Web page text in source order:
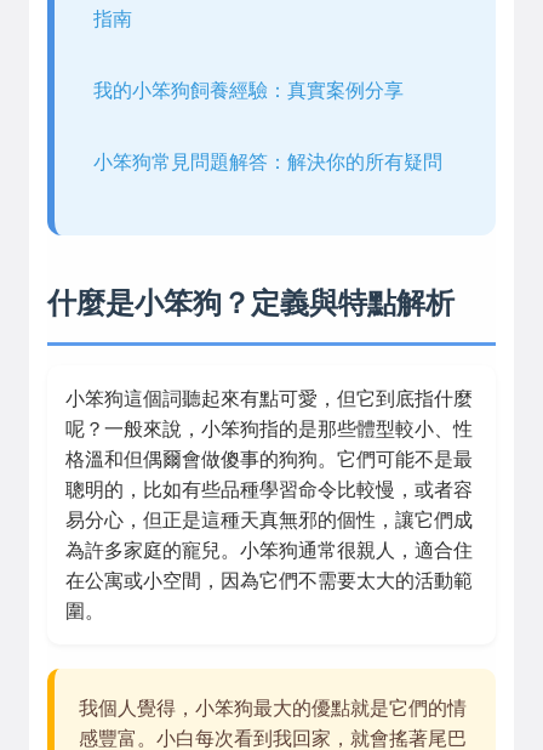
指南
我的小笨狗飼養經驗：真實案例分享
小笨狗常見問題解答：解決你的所有疑問
什麼是小笨狗？定義與特點解析
小笨狗這個詞聽起來有點可愛，但它到底指什麼
呢？一般來說，小笨狗指的是那些體型較小、性
格溫和但偶爾會做傻事的狗狗。它們可能不是最
聰明的，比如有些品種學習命令比較慢，或者容
易分心，但正是這種天真無邪的個性，讓它們成
為許多家庭的寵兒。小笨狗通常很親人，適合住
在公寓或小空間，因為它們不需要太大的活動範
圍。
我個人覺得，小笨狗最大的優點就是它們的情
感豐富。小白每次看到我回家，就會搖著尾巴